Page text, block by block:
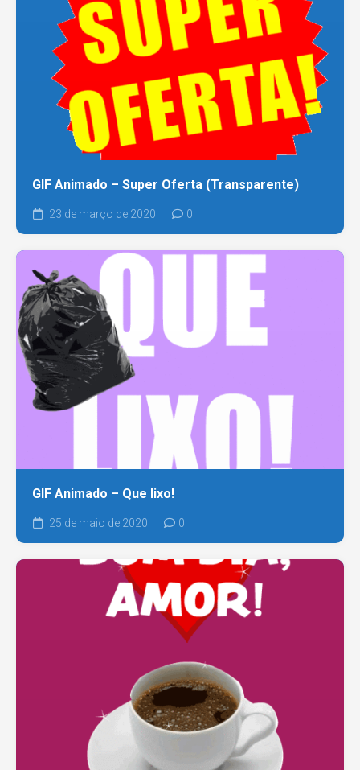
GIF Animado – Super Oferta (Transparente)
23 de março de 2020 0
GIF Animado – Que lixo!
25 de maio de 2020 0